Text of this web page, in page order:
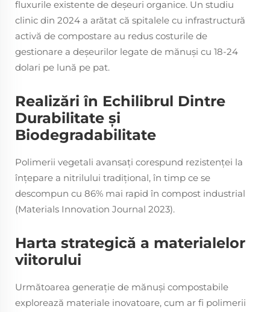
fluxurile existente de deșeuri organice. Un studiu
clinic din 2024 a arătat că spitalele cu infrastructură
activă de compostare au redus costurile de
gestionare a deșeurilor legate de mănuși cu 18-24
dolari pe lună pe pat.
Realizări în Echilibrul Dintre
Durabilitate și
Biodegradabilitate
Polimerii vegetali avansați corespund rezistenței la
înțepare a nitrilului tradițional, în timp ce se
descompun cu 86% mai rapid în compost industrial
(Materials Innovation Journal 2023).
Harta strategică a materialelor
viitorului
Următoarea generație de mănuși compostabile
explorează materiale inovatoare, cum ar fi polimerii